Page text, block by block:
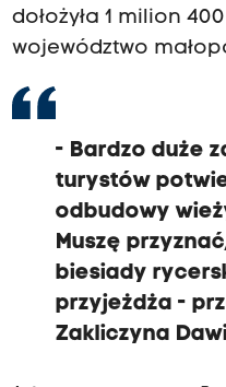
dołożyła 1 milion
województwo
- Bardzo duże
turystów
odbudowy
Muszę
biesiady
przyjeżdża -
Zakliczyna